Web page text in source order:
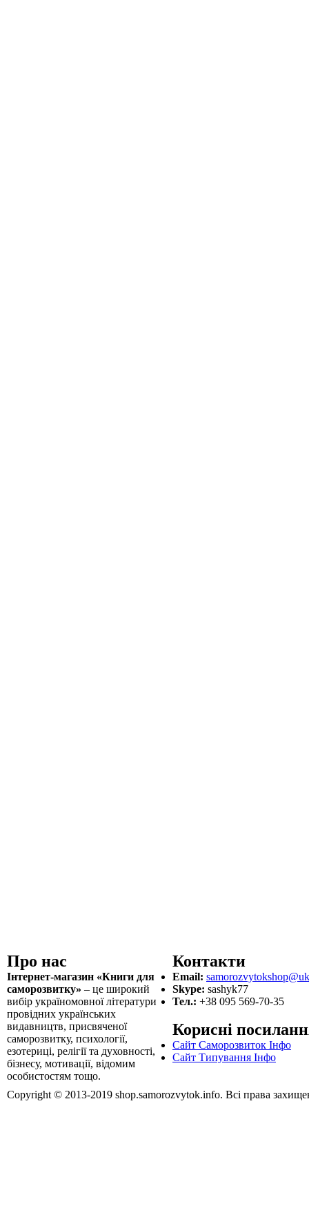
Про нас
Інтернет-магазин «Книги для
саморозвитку» – це широкий
вибір україномовної літератури
провідних українських
видавництв, присвяченої
саморозвитку, психології,
езотериці, релігії та духовності,
бізнесу, мотивації, відомим
особистостям тощо.
Контакти
Email:
Skype: sashyk77
Тел.: +38 095 569-70-35
Корисні
Сайт Саморозвиток Інфо
Сайт Типування Інфо
Copyright © 2013-2019 shop.samorozvytok.info. Всі права